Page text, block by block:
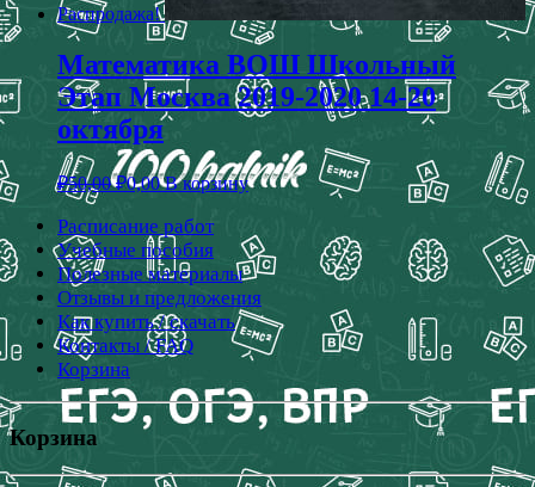
Распродажа!
Математика ВОШ Школьный
Этап Москва 2019-2020 14-20
октября
₽50,00 ₽0,00 В корзину
Расписание работ
Учебные пособия
Полезные материалы
Отзывы и предложения
Как купить / скачать
Контакты / FAQ
Корзина
Корзина